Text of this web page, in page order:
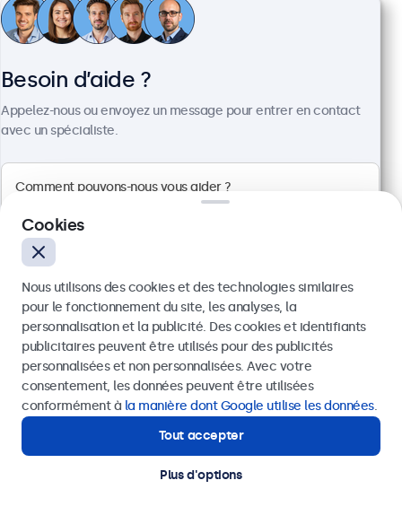
100+ pièces en stock
Écran tactile Full HD multipoint
Installation : encastrable, murale, bureau
Dimensions : 576 x 348 x 44 mm
754,80 € TTC
Besoin d’aide ?
Appelez-nous ou envoyez un message pour entrer en contact
avec un spécialiste.
Envoyer
Ou appelez-nous au01 79 97 48 02
Contactez nos spécialistes.
Cookies
Nous utilisons des cookies et des technologies similaires
pour le fonctionnement du site, les analyses, la
personnalisation et la publicité. Des cookies et identifiants
publicitaires peuvent être utilisés pour des publicités
personnalisées et non personnalisées. Avec votre
consentement, les données peuvent être utilisées
conformément à la manière dont Google utilise les données.
Tout accepter
Plus d'options